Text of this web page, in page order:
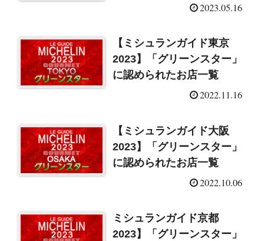
2023.05.16
【ミシュランガイド東京
2023】「グリーンスター」
に認められたお店一覧
2022.11.16
【ミシュランガイド大阪
2023】「グリーンスター」
に認められたお店一覧
2022.10.06
ミシュランガイド京都
2023】「グリーンスター」